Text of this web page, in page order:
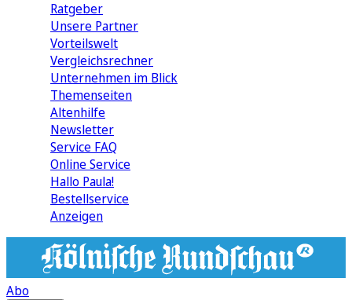
Ratgeber
Unsere Partner
Vorteilswelt
Vergleichsrechner
Unternehmen im Blick
Themenseiten
Altenhilfe
Newsletter
Service FAQ
Online Service
Hallo Paula!
Bestellservice
Anzeigen
Abo